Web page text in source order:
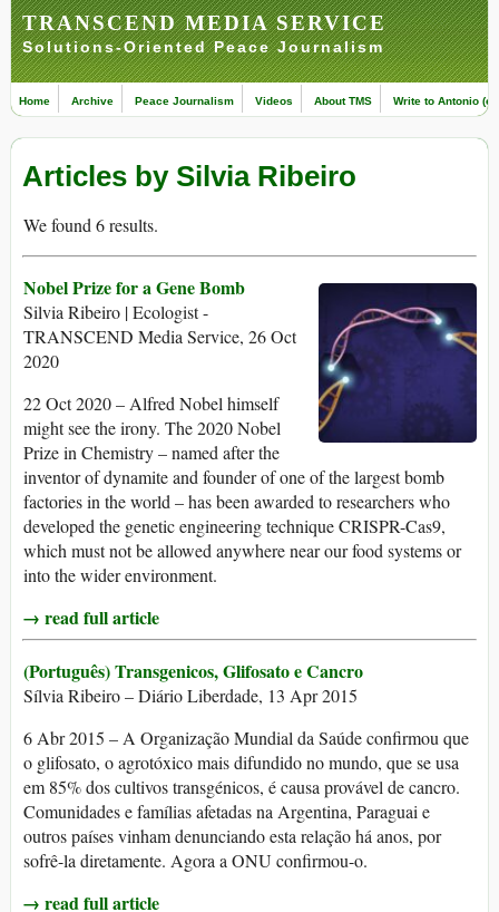
TRANSCEND MEDIA SERVICE
Solutions-Oriented Peace Journalism
Home Archive Peace Journalism Videos About TMS Write to Antonio
Articles by Silvia Ribeiro
We found 6 results.
Nobel Prize for a Gene Bomb
Silvia Ribeiro | Ecologist -
TRANSCEND Media Service, 26 Oct
2020
22 Oct 2020 – Alfred Nobel himself
might see the irony. The 2020 Nobel
Prize in Chemistry – named after the
inventor of dynamite and founder of one of the largest bomb
factories in the world – has been awarded to researchers who
developed the genetic engineering technique CRISPR-Cas9,
which must not be allowed anywhere near our food systems or
into the wider environment.
→ read full article
(Português) Transgenicos, Glifosato e Cancro
Sílvia Ribeiro – Diário Liberdade, 13 Apr 2015
6 Abr 2015 – A Organização Mundial da Saúde confirmou que
o glifosato, o agrotóxico mais difundido no mundo, que se usa
em 85% dos cultivos transgénicos, é causa provável de cancro.
Comunidades e famílias afetadas na Argentina, Paraguai e
outros países vinham denunciando esta relação há anos, por
sofrê-la diretamente. Agora a ONU confirmou-o.
→ read full article